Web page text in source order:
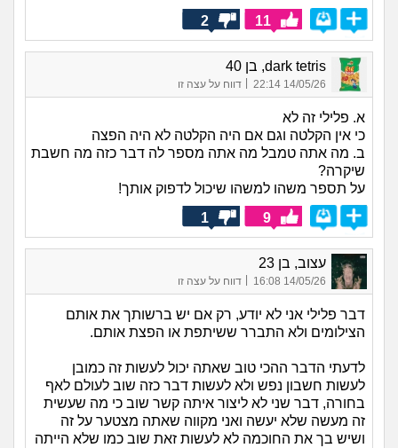
11
2
dark tetris, בן 40
14/05/26 22:14
| דווח על עצה זו
א. פלילי זה לא
כי אין הקלטה וגם אם היה הקלטה לא היה הפצה
ב. מה אתה טמבל מה אתה מספר לה דבר כזה מה חשבת
שיקרה?
על תספר משהו למשהו שיכול לדפוק אותך!
9
1
עצוב, בן 23
14/05/26 16:08 דווח על עצה זו
דבר פלילי אני לא יודע, רק אם יש ברשותך את אותם
הצילומים ולא התברר ששיתפת או הפצת אותם.
לדעתי הדבר ההכי טוב שאתה יכול לעשות זה כמובן
לעשות חשבון נפש ולא לעשות דבר כזה שוב לעולם לאף
בחורה, דבר שני לא ליצור איתה קשר שוב כי מה שעשית
זה מעשה שלא יעשה ואני מקווה שאתה מצטער על זה
ושיש בך את החוכמה לא לעשות זאת שוב כמו שלא הייתה